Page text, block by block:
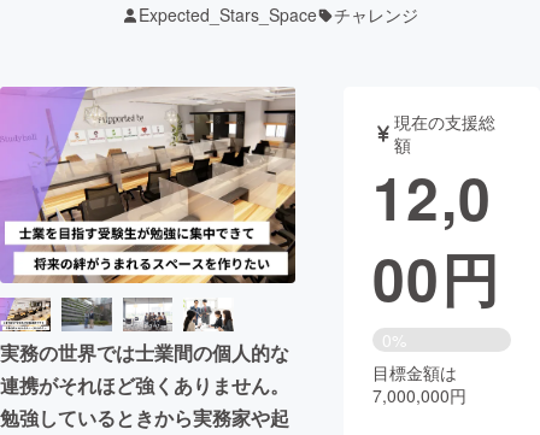
テクノロジー・ガジェット
映像・映画 書籍・雑誌
ビジネス・起業 チャレンジ
まちづくり・地域活性化
CAMPFIRE for Social Good
CAMPFIRE Creation
Expected_Stars_Space チャレンジ
実務の世界では士業間の個人的な
連携がそれほど強くありません。
勉強しているときから実務家や起
現在の支援総
額
12,0
00円
0%
目標金額は
7,000,000円